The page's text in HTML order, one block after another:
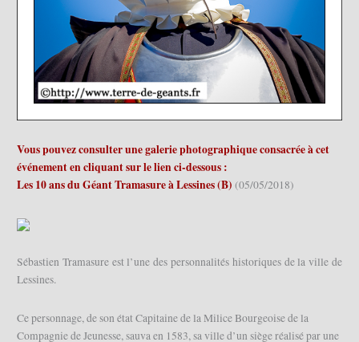
Vous pouvez consulter une galerie photographique consacrée à cet
événement en cliquant sur le lien ci-dessous :
Les 10 ans du Géant Tramasure à Lessines (B) (05/05/2018)
Sébastien Tramasure est l’une des personnalités historiques de la ville de
Lessines.
Ce personnage, de son état Capitaine de la Milice Bourgeoise de la
Compagnie de Jeunesse, sauva en 1583, sa ville d’un siège réalisé par une